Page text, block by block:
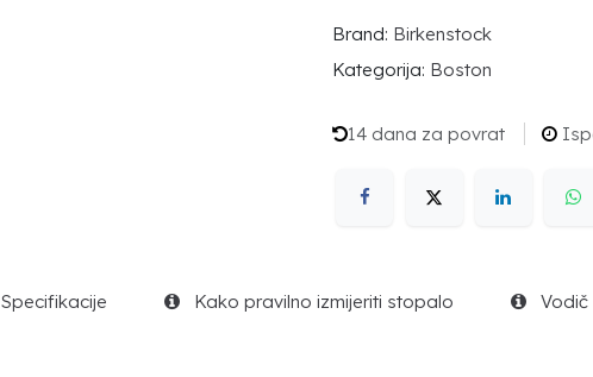
Brand: Birkenstock
Kategorija: Boston
14 dana za povrat
Specifikacije Kako pravilno izmijeriti stopalo Vodič